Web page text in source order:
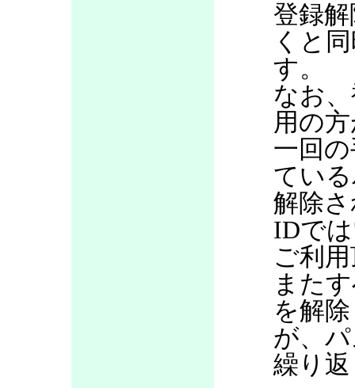
登録
くと
す。
なお
用の
一回
てい
解除
IDで
ご利
また
を解
が、
繰り